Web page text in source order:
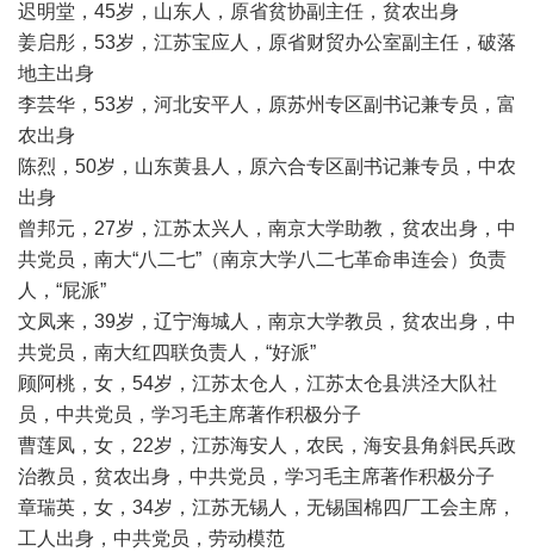
迟明堂，45岁，山东人，原省贫协副主任，贫农出身
姜启彤，53岁，江苏宝应人，原省财贸办公室副主任，破落
地主出身
李芸华，53岁，河北安平人，原苏州专区副书记兼专员，富
农出身
陈烈，50岁，山东黄县人，原六合专区副书记兼专员，中农
出身
曾邦元，27岁，江苏太兴人，南京大学助教，贫农出身，中
共党员，南大“八二七”（南京大学八二七革命串连会）负责
人，“屁派”
文凤来，39岁，辽宁海城人，南京大学教员，贫农出身，中
共党员，南大红四联负责人，“好派”
顾阿桃，女，54岁，江苏太仓人，江苏太仓县洪泾大队社
员，中共党员，学习毛主席著作积极分子
曹莲凤，女，22岁，江苏海安人，农民，海安县角斜民兵政
治教员，贫农出身，中共党员，学习毛主席著作积极分子
章瑞英，女，34岁，江苏无锡人，无锡国棉四厂工会主席，
工人出身，中共党员，劳动模范